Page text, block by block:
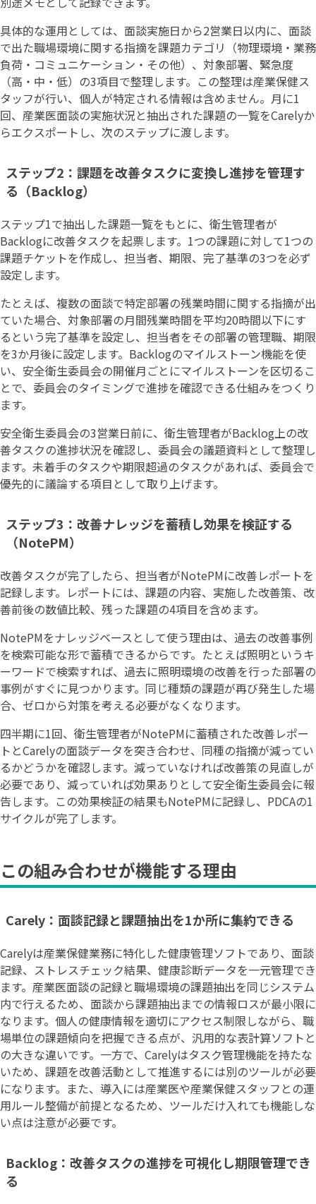
具体的な運用としては、面談実施日から2営業日以内に、面談
で出た職場環境に関する指摘を課題カテゴリ（物理環境・業務
負荷・コミュニケーション・その他）、対象部署、緊急度
（高・中・低）の3項目で整理します。この整理は産業保健ス
タッフが行い、個人が特定される情報は含めません。月に1
回、産業医面談の実施状況と抽出された課題の一覧をCarelyか
らエクスポートし、次のステップに渡します。
ステップ2：課題を改善タスクに変換し進捗を管理す
る（Backlog）
ステップ1で抽出した課題一覧をもとに、衛生管理者が
Backlogに改善タスクを起票します。1つの課題に対して1つの
課題チケットを作成し、担当者、期限、完了基準の3つを必ず
設定します。
たとえば、複数の面談で特定部署の残業時間に関する指摘が出
ていた場合、対象部署の月間残業時間を平均20時間以下にす
るという完了基準を設定し、担当者をその部署の管理職、期限
を3か月後に設定します。Backlogのマイルストーン機能を使
い、安全衛生委員会の開催月ごとにマイルストーンを区切るこ
とで、委員会のタイミングで進捗を確認できる仕組みをつくり
ます。
安全衛生委員会の3営業日前に、衛生管理者がBacklog上の改
善タスクの進捗状況を確認し、委員会の議題資料として整理し
ます。未着手のタスクや期限超過のタスクがあれば、委員会で
優先的に議論する項目として取り上げます。
ステップ3：改善ナレッジを蓄積し効果を検証する
（NotePM）
改善タスクが完了したら、担当者がNotePMに改善レポートを
記録します。レポートには、課題の内容、実施した改善策、改
善前後の数値比較、残った課題の4項目を含めます。
NotePMをナレッジベースとして使う理由は、過去の改善事例
を検索可能な形で蓄積できるからです。たとえば照明というキ
ーワードで検索すれば、過去に照明環境の改善を行った部署の
事例がすぐに見つかります。同じ種類の課題が再び発生した場
合、ゼロから対策を考える必要がなくなります。
四半期に1回、衛生管理者がNotePMに蓄積された改善レポー
トとCarelyの面談データを突き合わせ、同種の指摘が減ってい
るかどうかを確認します。減っていなければ改善策の見直しが
必要であり、減っていれば効果ありとして安全衛生委員会に報
告します。この効果検証の結果もNotePMに記録し、PDCAの1
サイクルが完了します。
この組み合わせが機能する理由
Carely：面談記録と課題抽出を1か所に集約できる
Carelyは産業保健業務に特化した健康管理ソフトであり、面談
記録、ストレスチェック結果、健康診断データを一元管理でき
ます。産業医面談の記録と職場環境の課題抽出を同じシステム
内で行えるため、面談から課題抽出までの情報ロスが最小限に
なります。個人の健康情報を適切にアクセス制限しながら、職
場単位の課題傾向を把握できる点が、汎用的な表計算ソフトと
の大きな違いです。一方で、Carelyはタスク管理機能を持たな
いため、課題を改善活動として推進するには別のツールが必要
になります。また、導入には産業医や産業保健スタッフとの運
用ルール整備が前提となるため、ツールだけ入れても機能しな
い点は注意が必要です。
Backlog：改善タスクの進捗を可視化し期限管理でき
る